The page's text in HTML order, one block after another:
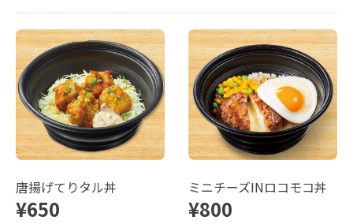
唐揚げてりタル丼
¥650
ミニチーズINロコモコ丼
¥800